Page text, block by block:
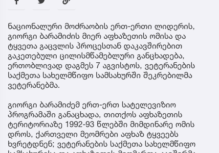
ნაციონალური მოძრაობის ერთ-ერთი ლიდერის,
გიორგი ბარამიძის მიერ აფხაზეთის ომისა და
ტყვეთა გაცვლის პროცესთან დაკავშირებით
გაკეთებული ცილისმწამებლური განცხადება,
ერთობლივად დაგმეს 7 აგვისტოს, ვეტერანების
საქმეთა სახელმწიფო სამსახურში შეკრებილმა
ვეტერანებმა.
გიორგი ბარამიძემ ერთ-ერთ სატელევიზიო
პროგრამაში განაცხადა, თითქოს აფხაზეთის
ტერიტორიაზე 1992-93 წლებში მიმდინარე ომის
დროს, ქართველი მეომრები აფხაზ ტყვეებს
ხვრეტდნენ; ვეტერანების საქმეთა სახელმწიფო